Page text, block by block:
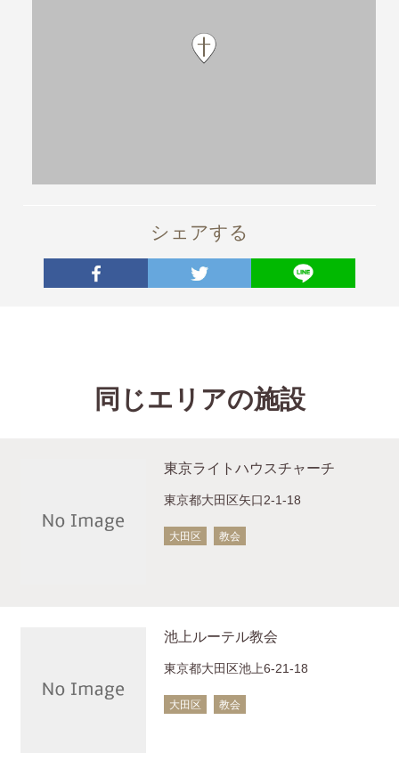
シェアする
同じエリアの施設
東京ライトハウスチャーチ
東京都大田区矢口2-1-18
大田区 教会
池上ルーテル教会
東京都大田区池上6-21-18
大田区 教会